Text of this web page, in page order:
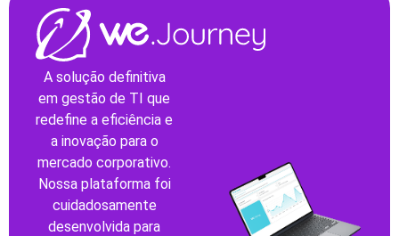
A solução definitiva
em gestão de TI que
redefine a eficiência e
a inovação para o
mercado corporativo.
Nossa plataforma foi
cuidadosamente
desenvolvida para